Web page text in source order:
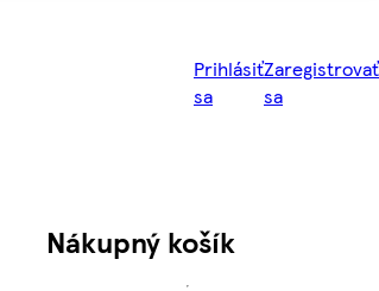
Prihlásiť
sa
Zaregistrovať
sa
Nákupný košík